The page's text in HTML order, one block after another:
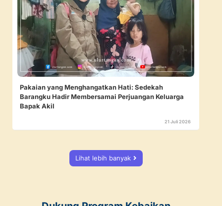
Pakaian yang Menghangatkan Hati: Sedekah
Barangku Hadir Membersamai Perjuangan Keluarga
Bapak Akil
21 Juli 2026
Lihat lebih banyak